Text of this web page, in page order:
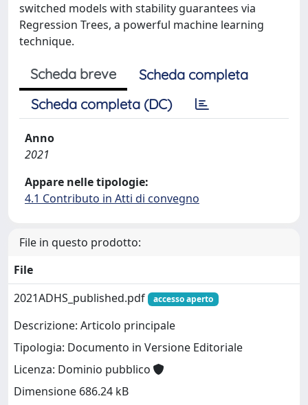
switched models with stability guarantees via
Regression Trees, a powerful machine learning
technique.
Scheda breve
Scheda completa
Scheda completa (DC)
Anno
2021
Appare nelle tipologie:
4.1 Contributo in Atti di convegno
File in questo prodotto:
File
2021ADHS_published.pdf
accesso aperto
Descrizione: Articolo principale
Tipologia: Documento in Versione Editoriale
Licenza: Dominio pubblico
Dimensione 686.24 kB